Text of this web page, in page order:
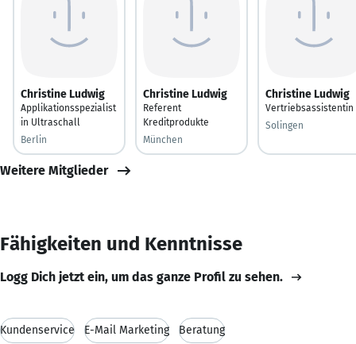
Christine Ludwig
Applikationsspezialist
in Ultraschall
Berlin
Christine Ludwig
Referent
Kreditprodukte
München
Christine Ludwig
Vertriebsassistentin
Solingen
Weitere Mitglieder
Fähigkeiten und Kenntnisse
Logg Dich jetzt ein, um das ganze Profil zu sehen.
Kundenservice E-Mail Marketing Beratung